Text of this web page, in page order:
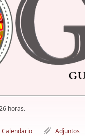
horas.
Calendario Adjuntos